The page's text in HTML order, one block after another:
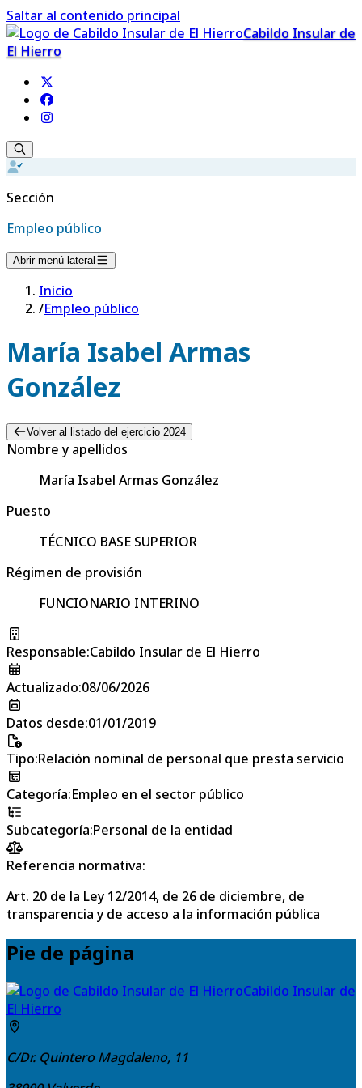
Saltar al contenido principal
Cabildo Insular de
El Hierro
Sección
Empleo público
Abrir menú lateral
Inicio
/Empleo público
María Isabel Armas
González
Volver al listado del ejercicio 2024
Nombre y apellidos
María Isabel Armas González
Puesto
TÉCNICO BASE SUPERIOR
Régimen de provisión
FUNCIONARIO INTERINO
Responsable:Cabildo Insular de El Hierro
Actualizado:08/06/2026
Datos desde:01/01/2019
Tipo:Relación nominal de personal que presta servicio
Categoría:Empleo en el sector público
Subcategoría:Personal de la entidad
Referencia normativa:
Art. 20 de la Ley 12/2014, de 26 de diciembre, de
transparencia y de acceso a la información pública
Pie de página
Cabildo Insular de
El Hierro
C/Dr. Quintero Magdaleno, 11